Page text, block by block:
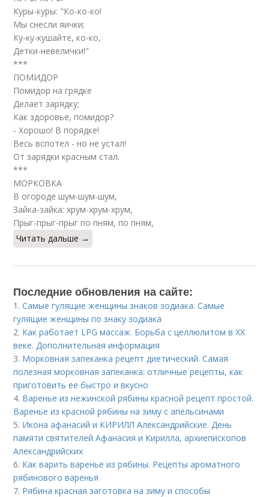
Куры-куры: "Ко-ко-ко!
Мы снесли яички;
Ку-ку-кушайте, ко-ко,
Детки-невелички!"
***
ПОМИДОР
Помидор на грядке
Делает зарядку;
Как здоровье, помидор?
- Хорошо! В порядке!
Весь вспотел - но не устал!
От зарядки красным стал.
***
МОРКОВКА
В огороде шум-шум-шум,
Зайка-зайка: хрум-хрум-хрум,
Прыг-прыг-прыг по пням, по пням,
Читать дальше →
Последние обновления на сайте:
1.Самые гулящие женщины знаков зодиака. Самые
гулящие женщины по знаку зодиака
2. Как работает LPG массаж. Борьба с целлюлитом в XX
веке. Дополнительная информация
3. Морковная запеканка рецепт диетический. Самая
полезная морковная запеканка: отличные рецепты, как
приготовить ее быстро и вкусно
4. Варенье из нежинской рябины красной рецепт простой.
Варенье из красной рябины на зиму с апельсинами
5. Икона афанасий и КИРИЛЛ Александрийские. День
памяти святителей Афанасия и Кирилла, архиепископов
Александрийских
6. Как варить варенье из рябины. Рецепты ароматного
рябинового варенья
7. Рябина красная заготовка на зиму и способы